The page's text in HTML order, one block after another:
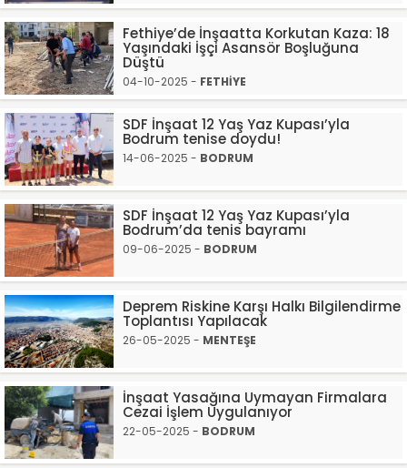
Fethiye’de İnşaatta Korkutan Kaza: 18
Yaşındaki İşçi Asansör Boşluğuna
Düştü
04-10-2025 - FETHİYE
SDF İnşaat 12 Yaş Yaz Kupası’yla
Bodrum tenise doydu!
14-06-2025 - BODRUM
SDF İnşaat 12 Yaş Yaz Kupası’yla
Bodrum’da tenis bayramı
09-06-2025 - BODRUM
Deprem Riskine Karşı Halkı Bilgilendirme
Toplantısı Yapılacak
26-05-2025 - MENTEŞE
İnşaat Yasağına Uymayan Firmalara
Cezai İşlem Uygulanıyor
22-05-2025 - BODRUM